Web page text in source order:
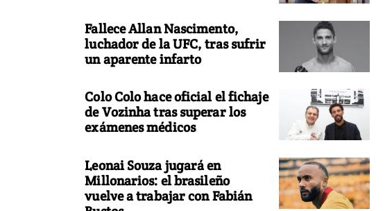
Fallece Allan Nascimento,
luchador de la UFC, tras sufrir
un aparente infarto
Colo Colo hace oficial el fichaje
de Vozinha tras superar los
exámenes médicos
Leonai Souza jugará en
Millonarios: el brasileño
vuelve a trabajar con Fabián